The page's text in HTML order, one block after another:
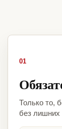
01
Только то,
без лишних